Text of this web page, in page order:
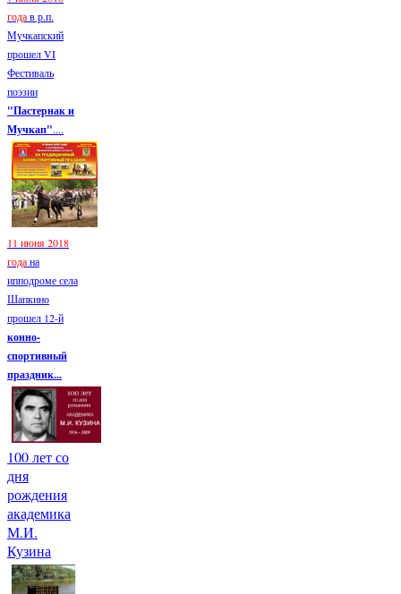
годав р.п.
Мучкапский
прошел VI
Фестиваль
поэзии
"Пастернак и
Мучкап"....
11 июня 2018
годана
ипподроме села
Шапкино
прошел 12-й
конно-
спортивный
праздник...
100 лет со
дня
рождения
академика
М.И.
Кузина